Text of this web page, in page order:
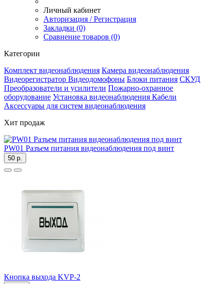
Личный кабинет
Авторизация / Регистрация
Закладки (0)
Сравнение товаров (0)
Категории
Комплект видеонаблюдения Камера видеонаблюдения
Видеорегистратор Видеодомофоны Блоки питания СКУД
Преобразователи и усилители Пожарно-охранное
оборудование Установка видеонаблюдения Кабели
Аксессуары для систем видеонаблюдения
Хит продаж
PW01 Разъем питания видеонаблюдения под винт
50 р.
Кнопка выхода KVP-2